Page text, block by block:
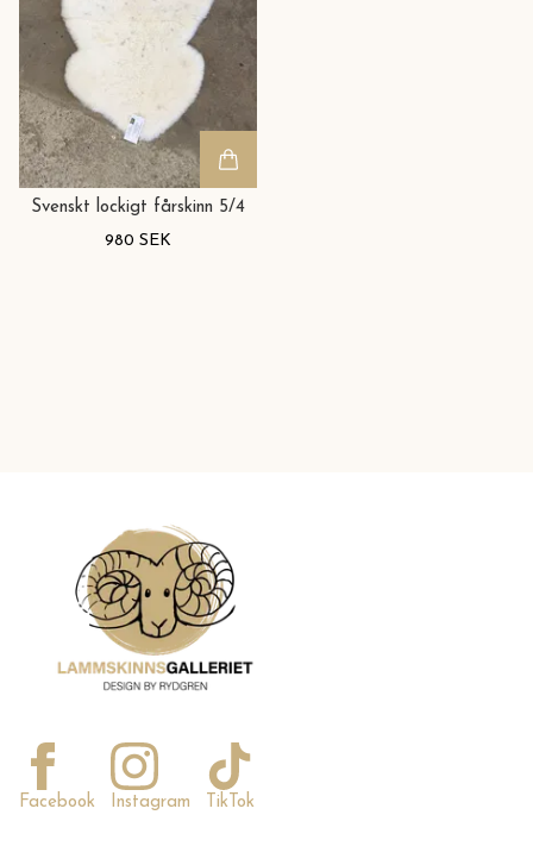
Svenskt lockigt fårskinn 5/4
980 SEK
Facebook Instagram TikTok